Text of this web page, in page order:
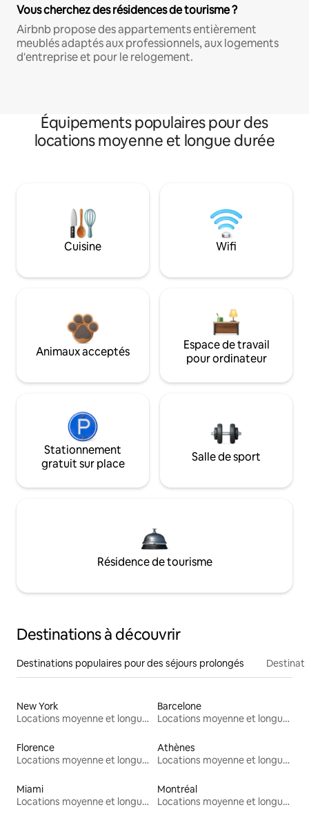
Vous cherchez des résidences de tourisme ?
Airbnb propose des appartements entièrement
meublés adaptés aux professionnels, aux logements
d'entreprise et pour le relogement.
Équipements populaires pour des
locations moyenne et longue durée
Cuisine Wifi
Animaux acceptés
Espace de travail
pour ordinateur
Stationnement
gratuit sur place
Salle de sport
Résidence de tourisme
Destinations à découvrir
Destinations populaires pour des séjours prolongés
New York
Locations moyenne et longue durée
Barcelone
Locations moyenne et longue durée
Florence
Locations moyenne et longue durée
Athènes
Locations moyenne et longue durée
Miami
Locations moyenne et longue durée
Montréal
Locations moyenne et longue durée